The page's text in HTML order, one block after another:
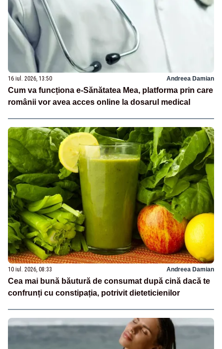
16 iul. 2026, 13:50 Andreea Damian
Cum va funcționa e-Sănătatea Mea, platforma prin care
românii vor avea acces online la dosarul medical
10 iul. 2026, 08:33 Andreea Damian
Cea mai bună băutură de consumat după cină dacă te
confrunți cu constipația, potrivit dieteticienilor